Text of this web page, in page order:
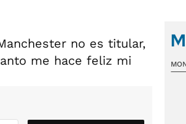
no es titular,
me hace feliz mi